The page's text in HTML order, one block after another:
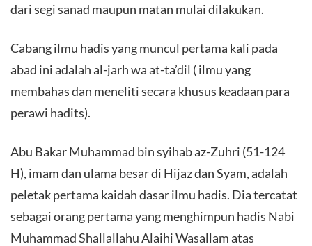
dari segi sanad maupun matan mulai dilakukan.
Cabang ilmu hadis yang muncul pertama kali pada
abad ini adalah al-jarh wa at-ta’dil ( ilmu yang
membahas dan meneliti secara khusus keadaan para
perawi hadits).
Abu Bakar Muhammad bin syihab az-Zuhri (51-124
H), imam dan ulama besar di Hijaz dan Syam, adalah
peletak pertama kaidah dasar ilmu hadis. Dia tercatat
sebagai orang pertama yang menghimpun hadis Nabi
Muhammad Shallallahu Alaihi Wasallam atas